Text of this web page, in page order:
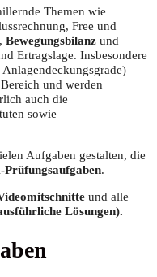
Themen wie
Free und
Bewegungsbilanz und
Ertragslage. Insbesondere
und werden
auch die
sowie
Aufgaben gestalten, die
.
und alle
Lösungen).